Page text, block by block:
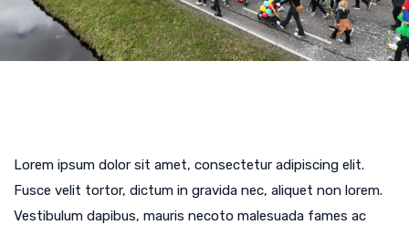
Lorem ipsum dolor sit amet, consectetur adipiscing elit.
Fusce velit tortor, dictum in gravida nec, aliquet non lorem.
Vestibulum dapibus, mauris necoto malesuada fames ac